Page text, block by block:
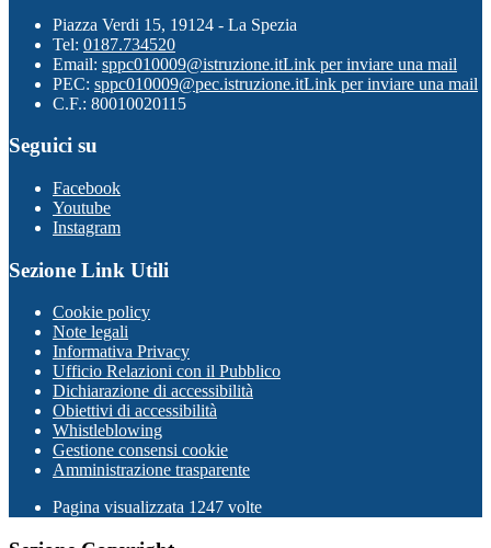
Piazza Verdi 15, 19124 - La Spezia
Tel: 0187.734520
Email: sppc010009@istruzione.itLink per inviare una mail
PEC: sppc010009@pec.istruzione.itLink per inviare una mail
C.F.: 80010020115
Seguici su
Facebook
Youtube
Instagram
Sezione Link Utili
Cookie policy
Note legali
Informativa Privacy
Ufficio Relazioni con il Pubblico
Dichiarazione di accessibilità
Obiettivi di accessibilità
Whistleblowing
Gestione consensi cookie
Amministrazione trasparente
Pagina visualizzata 1247 volte